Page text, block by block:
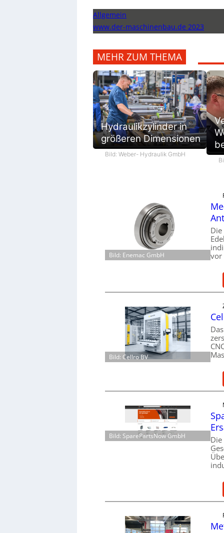
Allgemein
www.der-maschinenbau.de 2023
MEHR ZUM THEMA
Hydraulikzylinder in
größeren Dimensionen
Bild: Weber- Hydraulik GmbH
Bild: Enemac GmbH
Die
vor
Bild: Cellro BV
Bild: SparePartsNow GmbH
Die